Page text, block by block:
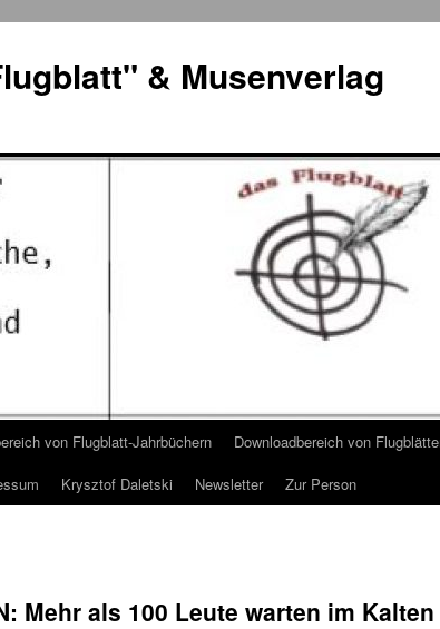
& Musenverlag
von Flugblatt-Jahrbüchern
Downloadbereich von
Krysztof Daletski Newsletter Zur Person
Mehr als 100 Leute warten im Kalten